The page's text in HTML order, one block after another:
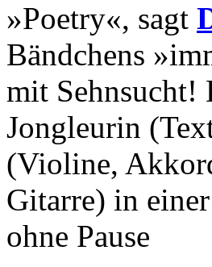
»Poetry«, sagt
Bändchens
mit Sehnsucht!
Jongleurin
(Violine,
Gitarre) in
ohne Pause